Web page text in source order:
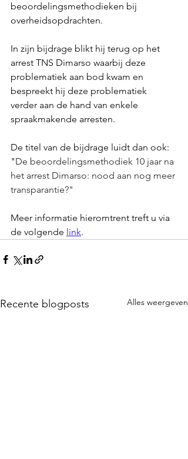
beoordelingsmethodieken bij
overheidsopdrachten.
In zijn bijdrage blikt hij terug op het
arrest TNS Dimarso waarbij deze
problematiek aan bod kwam en
bespreekt hij deze problematiek
verder aan de hand van enkele
spraakmakende arresten.
De titel van de bijdrage luidt dan ook:
"De beoordelingsmethodiek 10 jaar na
het arrest Dimarso: nood aan nog meer
transparantie?"
Meer informatie hieromtrent treft u via
de volgende link.
Recente blogposts Alles weergeven